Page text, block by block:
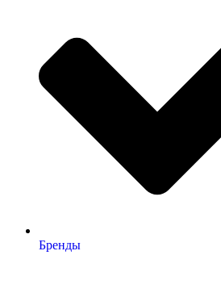
Бренды